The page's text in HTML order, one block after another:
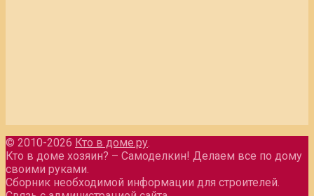
© 2010-2026 Кто в доме.ру.
Кто в доме хозяин? – Самоделкин! Делаем все по дому
своими руками.
Сборник необходимой информации для строителей.